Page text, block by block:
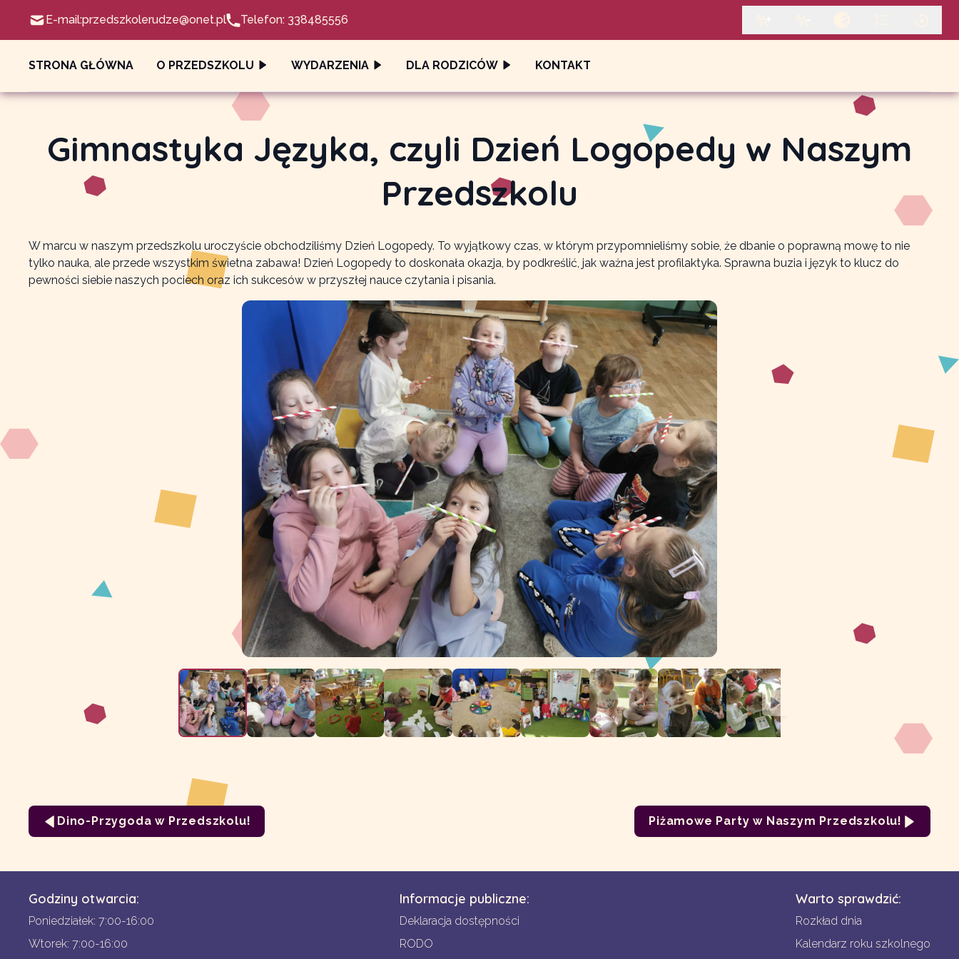
E-mail:przedszkolerudze@onet.pl Telefon: 338485556
STRONA GŁÓWNA O PRZEDSZKOLU WYDARZENIA DLA RODZICÓW KONTAKT
Gimnastyka Języka, czyli Dzień Logopedy w Naszym
Przedszkolu
W marcu w naszym przedszkolu uroczyście obchodziliśmy Dzień Logopedy. To wyjątkowy czas, w którym przypomnieliśmy sobie, że dbanie o poprawną mowę to nie
tylko nauka, ale przede wszystkim świetna zabawa! Dzień Logopedy to doskonała okazja, by podkreślić, jak ważna jest profilaktyka. Sprawna buzia i język to klucz do
pewności siebie naszych pociech oraz ich sukcesów w przyszłej nauce czytania i pisania.
Dino-Przygoda w Przedszkolu! Piżamowe Party w Naszym Przedszkolu!
Godziny otwarcia:
Poniedziałek: 7:00-16:00
Wtorek: 7:00-16:00
Informacje publiczne:
Deklaracja dostępności
RODO
Warto sprawdzić:
Rozkład dnia
Kalendarz roku szkolnego